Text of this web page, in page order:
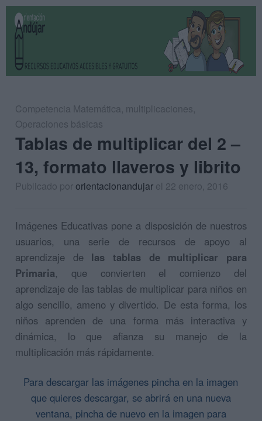
Competencia Matemática, multiplicaciones,
Operaciones básicas
Tablas de multiplicar del 2 –
13, formato llaveros y librito
Publicado pororientacionandujar el 22 enero, 2016
Imágenes Educativas pone a disposición de nuestros
usuarios, una serie de recursos de apoyo al
aprendizaje delas tablas de multiplicar para
Primaria, que convierten el comienzo del
aprendizaje de las tablas de multiplicar para niños en
algo sencillo, ameno y divertido. De esta forma, los
niños aprenden de una forma más interactiva y
dinámica, lo que afianza su manejo de la
multiplicación más rápidamente.
Para descargar las imágenes pincha en la imagen
que quieres descargar, se abrirá en una nueva
ventana, pincha de nuevo en la imagen para